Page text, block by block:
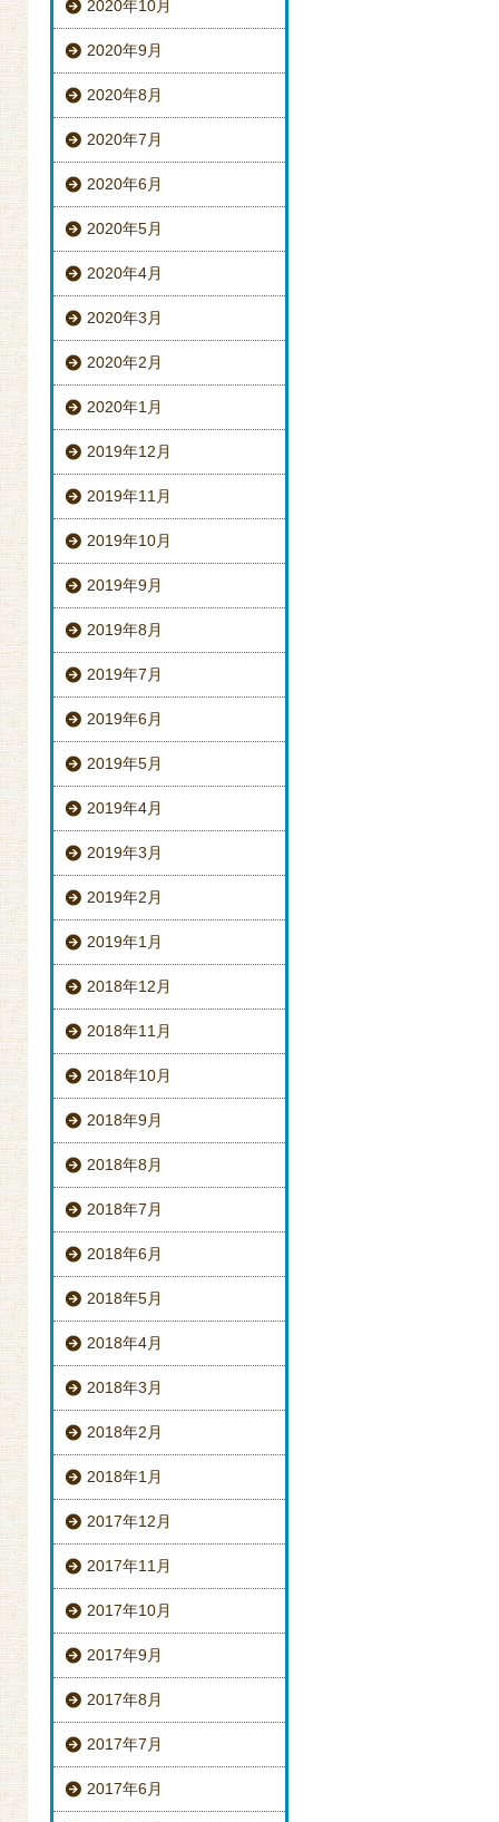
2020年10月
2020年9月
2020年8月
2020年7月
2020年6月
2020年5月
2020年4月
2020年3月
2020年2月
2020年1月
2019年12月
2019年11月
2019年10月
2019年9月
2019年8月
2019年7月
2019年6月
2019年5月
2019年4月
2019年3月
2019年2月
2019年1月
2018年12月
2018年11月
2018年10月
2018年9月
2018年8月
2018年7月
2018年6月
2018年5月
2018年4月
2018年3月
2018年2月
2018年1月
2017年12月
2017年11月
2017年10月
2017年9月
2017年8月
2017年7月
2017年6月